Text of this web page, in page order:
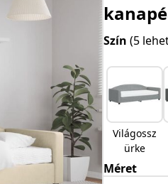
Szín(5
Világossz
ürke
Méret